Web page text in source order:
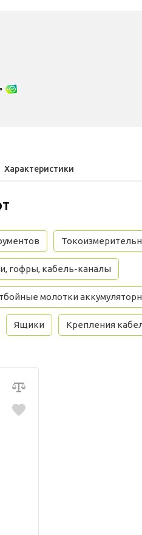
Характеристики
гофры, кабель-каналы
молотки
Ящики Крепления